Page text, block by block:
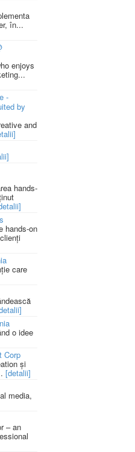
în...
enjoys
-
by
and
hands-
hands-on
care
o idee
Corp
și
[detalii]
media,
– an